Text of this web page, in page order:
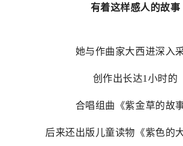
有着这样感人的故事
她与作曲家大西进深入
创作出长达1小时的
合唱组曲《紫金草的故事
后来还出版儿童读物《紫色的